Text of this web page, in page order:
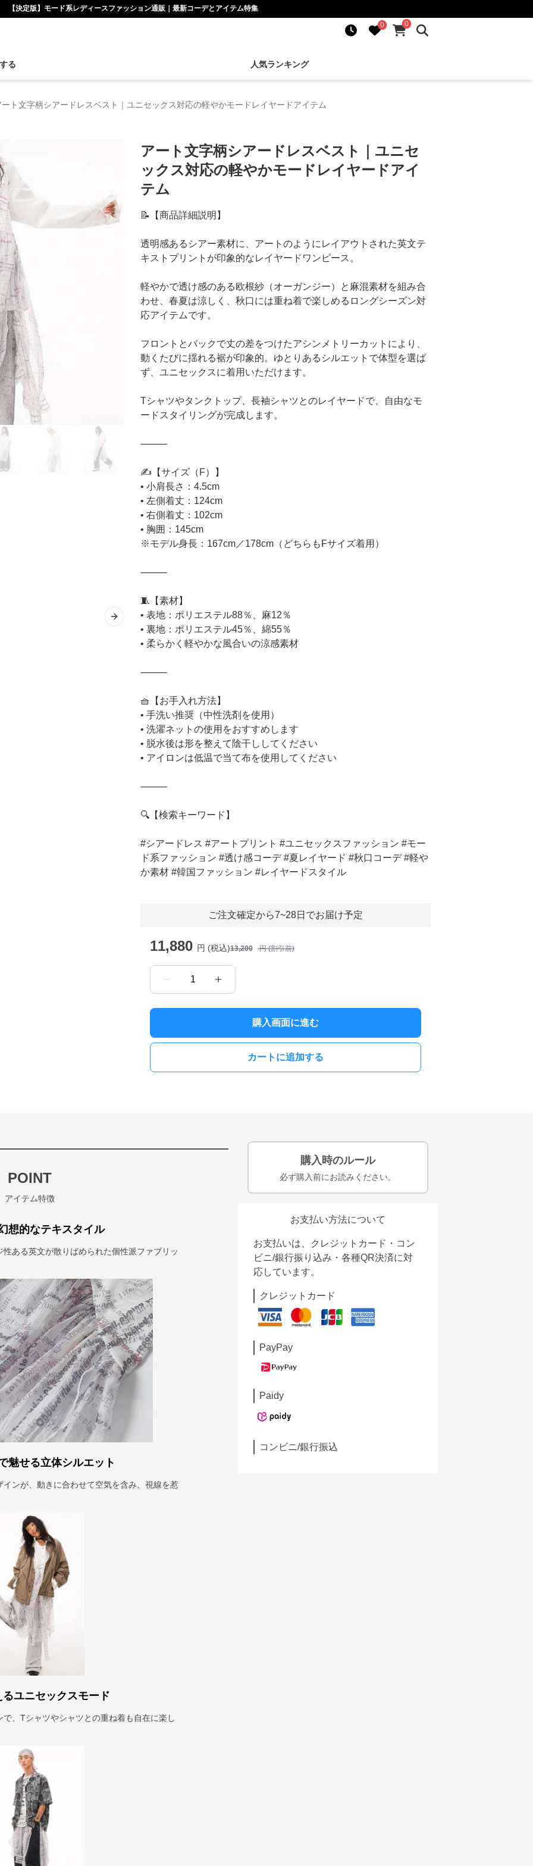
【決定版】モード系レディースファッション通販｜最新コーデとアイテム特集
0
0
る 人気ランキング
ート文字柄シアードレスベスト｜ユニセックス対応の軽やかモードレイヤードアイテム
Next slide
アート文字柄シアードレスベスト｜ユニセ
ックス対応の軽やかモードレイヤードアイ
テム
📝【商品詳細説明】
透明感あるシアー素材に、アートのようにレイアウトされた英文テ
キストプリントが印象的なレイヤードワンピース。
軽やかで透け感のある欧根紗（オーガンジー）と麻混素材を組み合
わせ、春夏は涼しく、秋口には重ね着で楽しめるロングシーズン対
応アイテムです。
フロントとバックで丈の差をつけたアシンメトリーカットにより、
動くたびに揺れる裾が印象的。ゆとりあるシルエットで体型を選ば
ず、ユニセックスに着用いただけます。
Tシャツやタンクトップ、長袖シャツとのレイヤードで、自由なモ
ードスタイリングが完成します。
⸻
✍️【サイズ（F）】
• 小肩長さ：4.5cm
• 左側着丈：124cm
• 右側着丈：102cm
• 胸囲：145cm
※モデル身長：167cm／178cm（どちらもFサイズ着用）
⸻
🧵【素材】
• 表地：ポリエステル88％、麻12％
• 裏地：ポリエステル45％、綿55％
• 柔らかく軽やかな風合いの涼感素材
⸻
🧺【お手入れ方法】
• 手洗い推奨（中性洗剤を使用）
• 洗濯ネットの使用をおすすめします
• 脱水後は形を整えて陰干ししてください
• アイロンは低温で当て布を使用してください
⸻
🔍【検索キーワード】
#シアードレス #アートプリント #ユニセックスファッション #モー
ド系ファッション #透け感コーデ #夏レイヤード #秋口コーデ #軽や
か素材 #韓国ファッション #レイヤードスタイル
ご注文確定から7~28日でお届け予定
11,880 円 (税込)13,200 円 (割引前)
1
購入画面に進む
カートに追加する
POINT
アイテム特徴
想的なテキスタイル
ある英文が散りばめられた個性派ファブリッ
魅せる立体シルエット
ンが、動きに合わせて空気を含み、視線を惹
ユニセックスモード
、Tシャツやシャツとの重ね着も自在に楽し
購入時のルール
必ず購入前にお読みください。
お支払い方法について
お支払いは、クレジットカード・コン
ビニ/銀行振り込み・各種QR決済に対
応しています。
クレジットカード
PayPay
Paidy
コンビニ/銀行振込